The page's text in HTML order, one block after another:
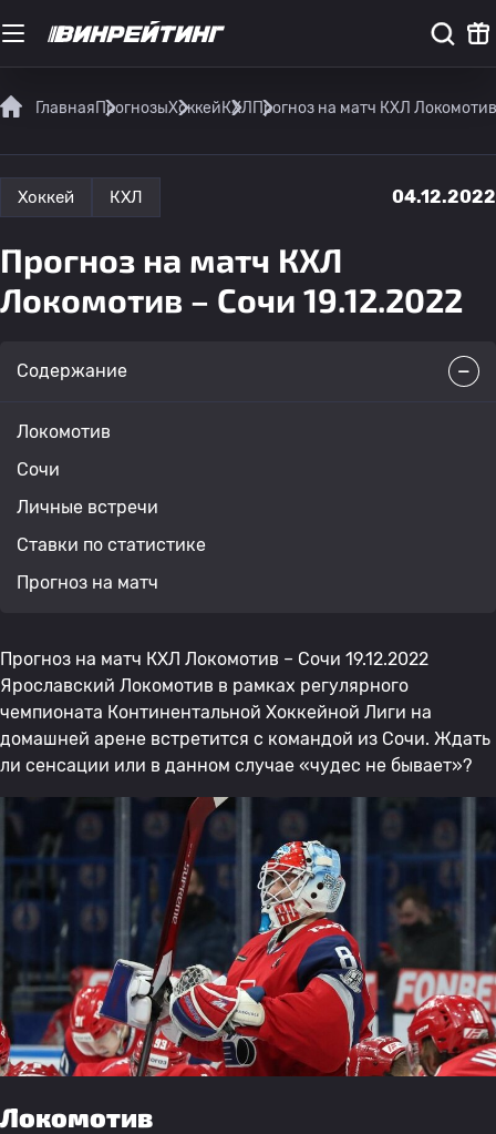
ГлавнаяПрогнозыХоккейКХЛ Прогноз на матч КХЛ
Хоккей КХЛ 04.12.2022
Прогноз на матч КХЛ
Локомотив – Сочи 19.12.2022
Содержание
Локомотив
Сочи
Личные встречи
Ставки по статистике
Прогноз на матч
Прогноз на матч КХЛ Локомотив – Сочи 19.12.2022
Ярославский Локомотив в рамках регулярного
чемпионата Континентальной Хоккейной Лиги на
домашней арене встретится с командой из Сочи. Ждать
ли сенсации или в данном случае «чудес не бывает»?
Локомотив